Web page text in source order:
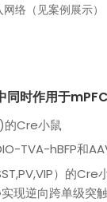
络（见案例展示）
同时作用于
的Cre小鼠
TVA-hBFP和
）的
现逆向跨单级突